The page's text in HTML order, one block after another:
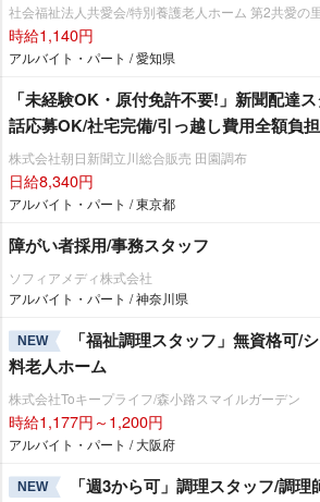
社会福祉法人共愛会/特別養護老人ホーム 第2共愛の里
時給1,140円
アルバイト・パート / 愛知県
「未経験OK・原付免許不要!」新聞配達
話応募OK/社宅完備/引っ越し費用全額負
株式会社朝日新聞立川総合販売 田園調布
日給8,340円
アルバイト・パート / 東京都
障がい者採用/事務スタッフ
ソフィアメディ株式会社
アルバイト・パート / 神奈川県
NEW
「福祉調理スタッフ」無資格可/
料老人ホーム
株式会社Toキープライフ/森小路スマイルガーデン
時給1,177円～1,200円
アルバイト・パート / 大阪府
NEW
「週3から可」調理スタッフ/調